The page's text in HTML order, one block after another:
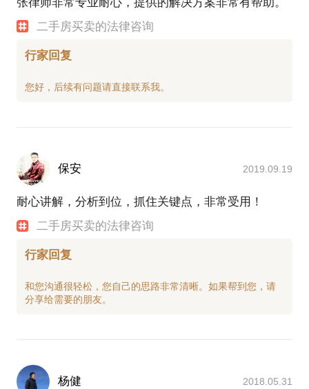
二手房买卖的法律咨询
行家回复
保安 2019.09.19
耐心讲解，分析到位，抓住关键点，非常受用！
二手房买卖的法律咨询
行家回复
和您沟通很轻松，您自己的思路非常清晰。如果帮到您，请
杨健 2018.05.31